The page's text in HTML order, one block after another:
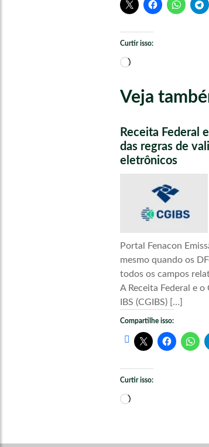
Curtir isso:
Carregando...
Veja
Receita Federal
das regras de
eletrônicos
Portal Fenacon
mesmo quando os
todos os campos
A Receita Federal e
IBS (CGIBS) […]
Compartilhe isso:
Curtir isso:
Carregando...